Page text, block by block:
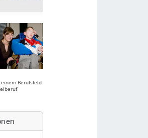
Berufsfeld